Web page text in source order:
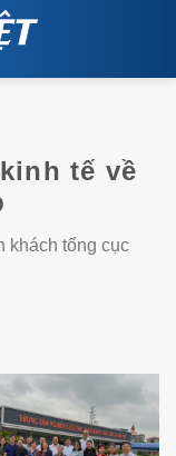
tế về
khách tổng cục